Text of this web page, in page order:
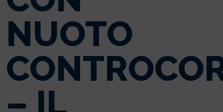
NUOTO
– IL